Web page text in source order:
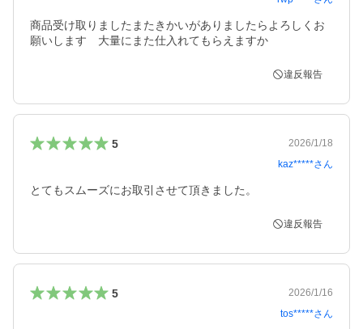
商品受け取りましたまたきかいがありましたらよろしくお
願いします　大量にまた仕入れてもらえますか
違反報告
5
2026/1/18
kaz*****さん
とてもスムーズにお取引させて頂きました。
違反報告
5
2026/1/16
tos*****さん